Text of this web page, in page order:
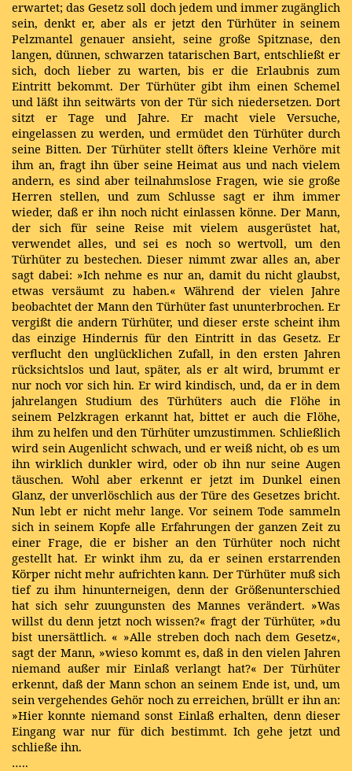
erwartet; das Gesetz soll doch jedem und immer zugänglich
sein, denkt er, aber als er jetzt den Türhüter in seinem
Pelzmantel genauer ansieht, seine große Spitznase, den
langen, dünnen, schwarzen tatarischen Bart, entschließt er
sich, doch lieber zu warten, bis er die Erlaubnis zum
Eintritt bekommt. Der Türhüter gibt ihm einen Schemel
und läßt ihn seitwärts von der Tür sich niedersetzen. Dort
sitzt er Tage und Jahre. Er macht viele Versuche,
eingelassen zu werden, und ermüdet den Türhüter durch
seine Bitten. Der Türhüter stellt öfters kleine Verhöre mit
ihm an, fragt ihn über seine Heimat aus und nach vielem
andern, es sind aber teilnahmslose Fragen, wie sie große
Herren stellen, und zum Schlusse sagt er ihm immer
wieder, daß er ihn noch nicht einlassen könne. Der Mann,
der sich für seine Reise mit vielem ausgerüstet hat,
verwendet alles, und sei es noch so wertvoll, um den
Türhüter zu bestechen. Dieser nimmt zwar alles an, aber
sagt dabei: »Ich nehme es nur an, damit du nicht glaubst,
etwas versäumt zu haben.« Während der vielen Jahre
beobachtet der Mann den Türhüter fast ununterbrochen. Er
vergißt die andern Türhüter, und dieser erste scheint ihm
das einzige Hindernis für den Eintritt in das Gesetz. Er
verflucht den unglücklichen Zufall, in den ersten Jahren
rücksichtslos und laut, später, als er alt wird, brummt er
nur noch vor sich hin. Er wird kindisch, und, da er in dem
jahrelangen Studium des Türhüters auch die Flöhe in
seinem Pelzkragen erkannt hat, bittet er auch die Flöhe,
ihm zu helfen und den Türhüter umzustimmen. Schließlich
wird sein Augenlicht schwach, und er weiß nicht, ob es um
ihn wirklich dunkler wird, oder ob ihn nur seine Augen
täuschen. Wohl aber erkennt er jetzt im Dunkel einen
Glanz, der unverlöschlich aus der Türe des Gesetzes bricht.
Nun lebt er nicht mehr lange. Vor seinem Tode sammeln
sich in seinem Kopfe alle Erfahrungen der ganzen Zeit zu
einer Frage, die er bisher an den Türhüter noch nicht
gestellt hat. Er winkt ihm zu, da er seinen erstarrenden
Körper nicht mehr aufrichten kann. Der Türhüter muß sich
tief zu ihm hinunterneigen, denn der Größenunterschied
hat sich sehr zuungunsten des Mannes verändert. »Was
willst du denn jetzt noch wissen?« fragt der Türhüter, »du
bist unersättlich. « »Alle streben doch nach dem Gesetz«,
sagt der Mann, »wieso kommt es, daß in den vielen Jahren
niemand außer mir Einlaß verlangt hat?« Der Türhüter
erkennt, daß der Mann schon an seinem Ende ist, und, um
sein vergehendes Gehör noch zu erreichen, brüllt er ihn an:
»Hier konnte niemand sonst Einlaß erhalten, denn dieser
Eingang war nur für dich bestimmt. Ich gehe jetzt und
schließe ihn.
…..